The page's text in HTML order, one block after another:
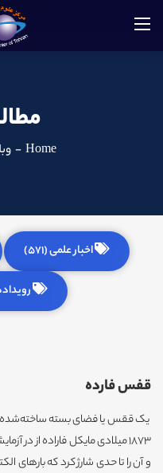
Home
-
اخبار علمی (571)
قفس فارده
یک ققس یا فضای بسته ساخته‌شده
۱۸۷۳ میلادی مایکل فاراده از
و آن را تا حدی شارژ کرد که بارهای